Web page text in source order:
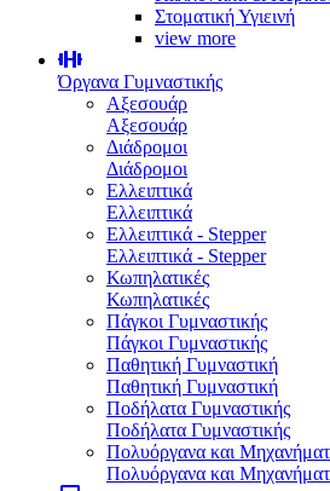
Στοματική Υγιεινή
view more
Όργανα Γυμναστικής
Αξεσουάρ
Αξεσουάρ
Διάδρομοι
Διάδρομοι
Ελλειπτικά
Ελλειπτικά
Ελλειπτικά - Stepper
Ελλειπτικά - Stepper
Κωπηλατικές
Κωπηλατικές
Πάγκοι Γυμναστικής
Πάγκοι Γυμναστικής
Παθητική Γυμναστική
Παθητική Γυμναστική
Ποδήλατα Γυμναστικής
Ποδήλατα Γυμναστικής
Πολυόργανα και
Πολυόργανα και